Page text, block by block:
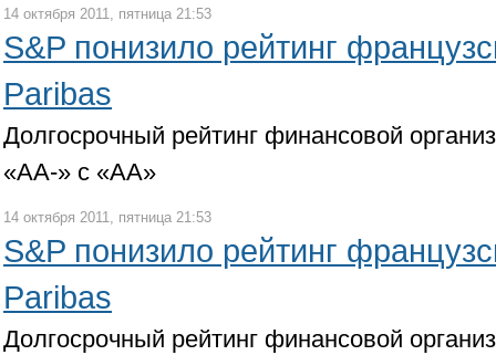
14 октября 2011, пятница 21:53
S&P понизило рейтинг
Paribas
Долгосрочный рейтинг финансовой
«АА-» с «АА»
14 октября 2011, пятница 21:53
S&P понизило рейтинг
Paribas
Долгосрочный рейтинг финансовой